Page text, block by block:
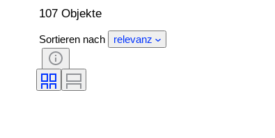
107 Objekte
Sortieren nach relevanz